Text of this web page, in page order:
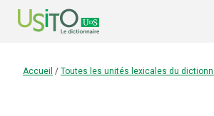
Accueil / Toutes les unités lexicales du